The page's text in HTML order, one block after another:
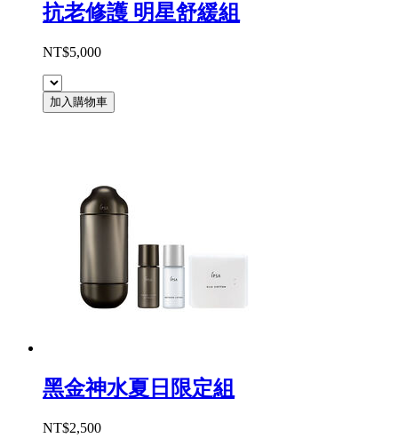
抗老修護 明星舒緩組
NT$5,000
加入購物車
黑金神水夏日限定組
NT$2,500